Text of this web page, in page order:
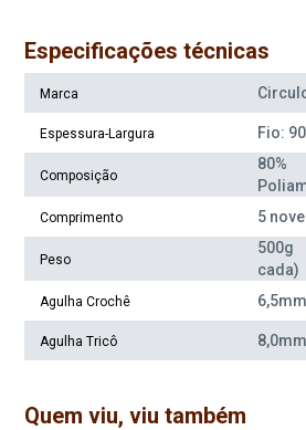
Fio Circulo Urbano 500G Cor
2589* Decolar
Disponível:
9 Itens
Fio
6
Especificações técnicas
Marca
Espessura-Largura Fio:
Composição
Comprimento 5
Peso
500g
cada)
Agulha Crochê
Agulha Tricô
Quem viu, viu também